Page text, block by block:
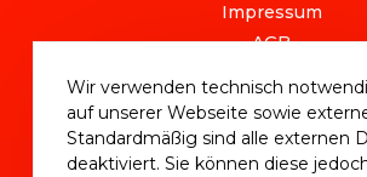
Impressum
AGB
OSTER SALE 2025 – eine
DVM Deutschlandvoucher Media
Wir verwenden technisch
auf unserer Webseite sowie
Standardmäßig sind alle externen
deaktiviert. Sie können diese